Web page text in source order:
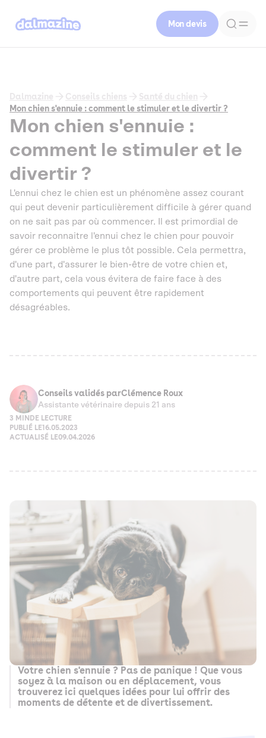
Mon devis
Dalmazine Conseils chiens
Santé du chien
Mon chien s'ennuie : comment le stimuler et le divertir ?
Mon chien s'ennuie :
comment le stimuler et le
divertir ?
L'ennui chez le chien est un phénomène assez courant
qui peut devenir particulièrement difficile à gérer quand
on ne sait pas par où commencer. Il est primordial de
savoir reconnaitre l'ennui chez le chien pour pouvoir
gérer ce problème le plus tôt possible. Cela permettra,
d'une part, d'assurer le bien-être de votre chien et,
d'autre part, cela vous évitera de faire face à des
comportements qui peuvent être rapidement
désagréables.
Conseils validés parClémence Roux
Assistante vétérinaire depuis 21 ans
3 MIN DE LECTURE
PUBLIÉ LE16.05.2023
ACTUALISÉ LE09.04.2026
Votre chien s'ennuie ? Pas de panique ! Que vous
soyez à la maison ou en déplacement, vous
trouverez ici quelques idées pour lui offrir des
moments de détente et de divertissement.